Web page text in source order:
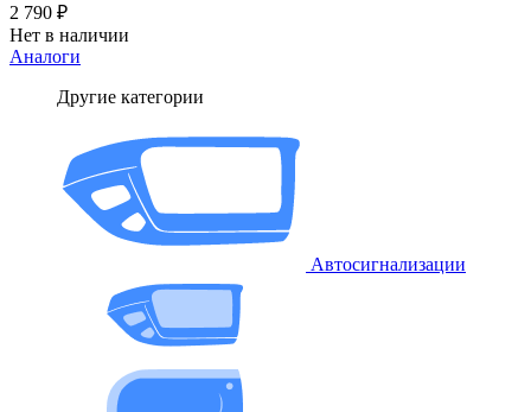
2 790 ₽
Нет в наличии
Аналоги
Другие категории
Автосигнализации